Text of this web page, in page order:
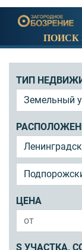
ПОИСК
ТИП
ЦЕНА
S УЧАСТКА,